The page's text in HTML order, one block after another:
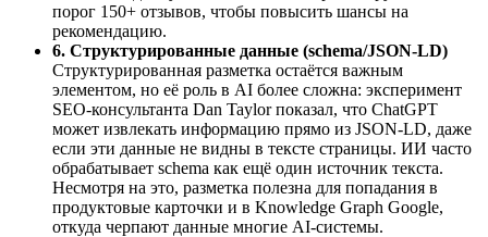
порог 150+ отзывов, чтобы повысить шансы на
рекомендацию.
6. Структурированные данные (schema/JSON‑LD)
Структурированная разметка остаётся важным
элементом, но её роль в AI более сложна: эксперимент
SEO‑консультанта Dan Taylor показал, что ChatGPT
может извлекать информацию прямо из JSON‑LD, даже
если эти данные не видны в тексте страницы. ИИ часто
обрабатывает schema как ещё один источник текста.
Несмотря на это, разметка полезна для попадания в
продуктовые карточки и в Knowledge Graph Google,
откуда черпают данные многие AI‑системы.